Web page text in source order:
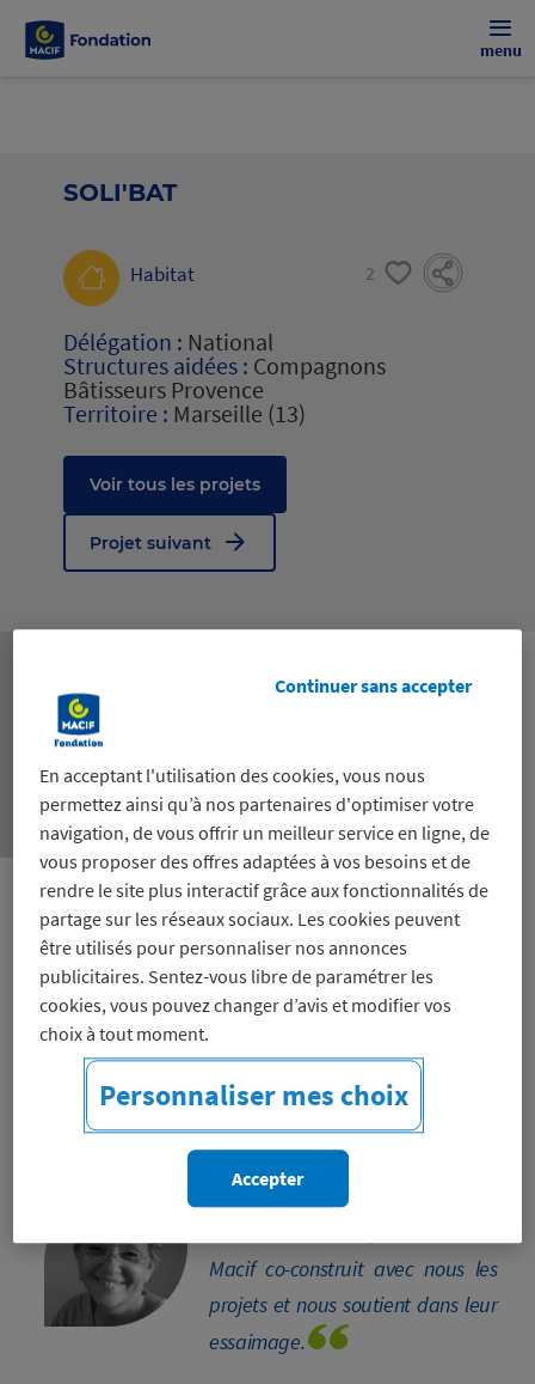
menu
SOLI'BAT
2
Habitat
Délégation : National
Structures aidées : Compagnons
Bâtisseurs Provence
Territoire : Marseille (13)
Voir tous les projets
Projet suivant
Permettre la réalisation de chantiers de
rénovation thermique à destination de foyers
en précarité énergétique via une plateforme
de matériaux récupérant les surplus de
chantiers baptisé Soli'bat.
Macif co-construit avec nous les
projets et nous soutient dans leur
essaimage.
En acceptant l'utilisation des cookies, vous nous
permettez ainsi qu’à nos partenaires d'optimiser votre
navigation, de vous offrir un meilleur service en ligne, de
vous proposer des offres adaptées à vos besoins et de
rendre le site plus interactif grâce aux fonctionnalités de
partage sur les réseaux sociaux. Les cookies peuvent
être utilisés pour personnaliser nos annonces
publicitaires. Sentez-vous libre de paramétrer les
cookies, vous pouvez changer d’avis et modifier vos
choix à tout moment.
Personnaliser mes choix
Continuer sans accepter
Accepter